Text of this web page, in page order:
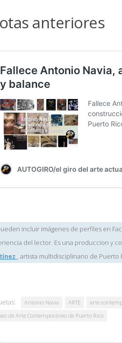
anteriores
incluir imágenes de perfiles en
del lector. Es una produccion y
, artista multidisciplinario de Puerto
Antonio Navia ARTE arte
de Arte Contemporáneo de Puerto Rico